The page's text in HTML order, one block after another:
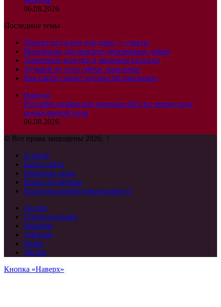
06.08.2026
Последние темы
Проект под ключ для дома — узнать!
Материалы для ремонта деревянных домов
Тормозные колодки в широком каталоге
Лучший по сути сейчас пансионат
Как найти сейчас недорогой пансионат
Народы
Россияне разбросали вареные яйца на землю ради
неожиданной цели
06.08.2026
© Все права защищены 2026, |
О сайте
Карта сайта
Обратная связь
Поиск по меткам
Политика конфиденциальности
vk.com
Одноклассники
Snapchat
Telegram
Steam
TikTok
Кнопка «Наверх»